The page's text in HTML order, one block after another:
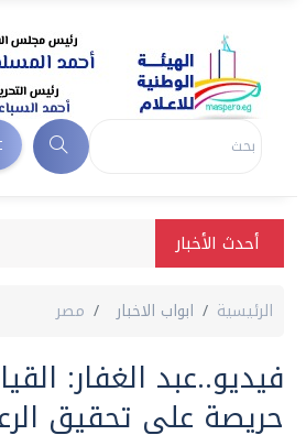
أحدث الأخبار
الرئيسية ابواب الاخبار مصر
فيديو..عبد الغفار:
حريصة على تحقيق